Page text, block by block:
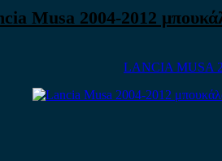
Musa 2004-2012
LANCIA MUSA